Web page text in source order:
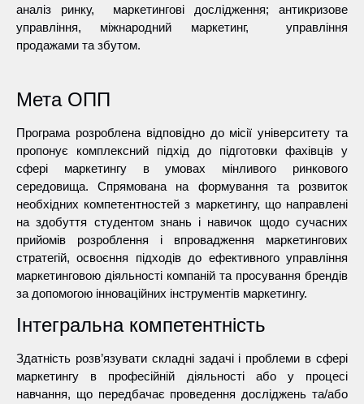
аналіз ринку, маркетингові дослідження; антикризове
управління, міжнародний маркетинг, управління
продажами та збутом.
Мета ОПП
Програма розроблена відповідно до місії університету та
пропонує комплексний підхід
до підготовки фахівців у
сфері маркетингу в умовах мінливого ринкового
середовища. Спрямована на формування та розвиток
необхідних компетентностей з маркетингу, що направлені
на здобуття студентом знань і навичок щодо сучасних
прийомів розроблення і впровадження маркетингових
стратегій, освоєння підходів до ефективного управління
маркетинговою діяльності компаній та просування брендів
за допомогою інноваційних інструментів маркетингу.
Інтегральна компетентність
Здатність розв’язувати складні задачі і проблеми в сфері
маркетингу в професійній діяльності або у процесі
навчання, що передбачає проведення досліджень та/або